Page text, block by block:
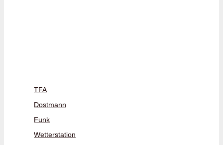
TFA
Dostmann
Funk
Wetterstation